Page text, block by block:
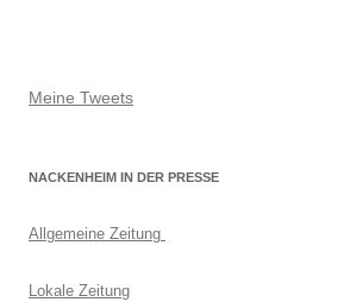
Meine Tweets
NACKENHEIM IN DER PRESSE
Allgemeine Zeitung
Lokale Zeitung